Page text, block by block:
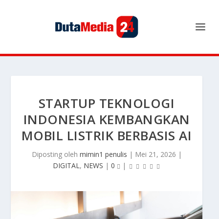
STARTUP TEKNOLOGI
INDONESIA KEMBANGKAN
MOBIL LISTRIK BERBASIS AI
Diposting oleh mimin1 penulis | Mei 21, 2026 |
DIGITAL, NEWS | 0 |